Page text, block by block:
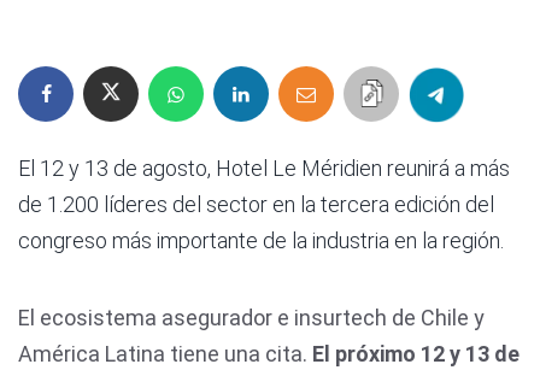
El 12 y 13 de agosto, Hotel Le Méridien reunirá a más
de 1.200 líderes del sector en la tercera edición del
congreso más importante de la industria en la región.
El ecosistema asegurador e insurtech de Chile y
América Latina tiene una cita. El próximo 12 y 13 de